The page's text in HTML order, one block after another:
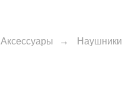
Аксессуары → Наушники